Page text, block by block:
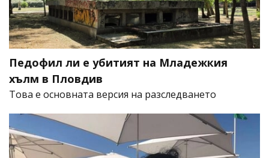
Педофил ли е убитият на Младежкия
хълм в Пловдив
Това е основната версия на разследването